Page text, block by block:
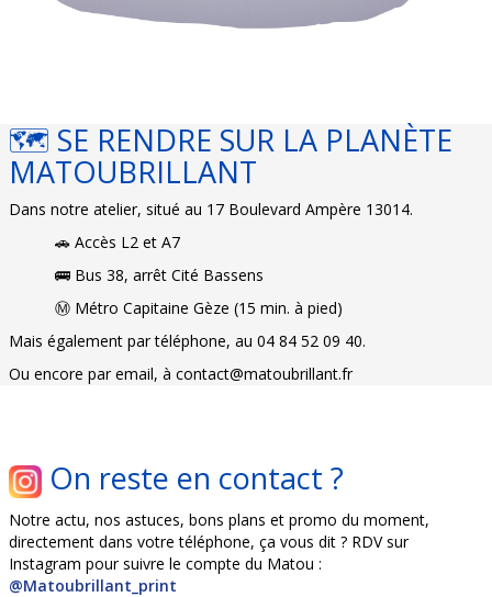
🗺️ SE RENDRE SUR LA PLANÈTE
MATOUBRILLANT
Dans notre atelier, situé au 17 Boulevard Ampère 13014.
🚗 Accès L2 et A7
🚌 Bus 38, arrêt Cité Bassens
Ⓜ️ Métro Capitaine Gèze (15 min. à pied)
Mais également par téléphone, au 04 84 52 09 40.
Ou encore par email, à contact@matoubrillant.fr
On reste en contact ?
Notre actu, nos astuces, bons plans et promo du moment,
directement dans votre téléphone, ça vous dit ? RDV sur
Instagram pour suivre le compte du Matou :
@Matoubrillant_print